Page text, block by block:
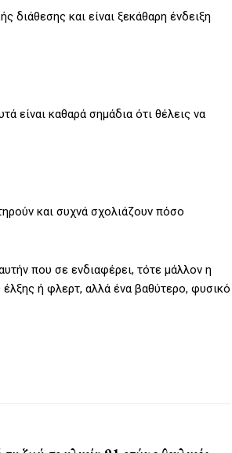
διάθεσης και είναι ξεκάθαρη ένδειξη
είναι καθαρά σημάδια ότι θέλεις να
και συχνά σχολιάζουν πόσο
που σε ενδιαφέρει, τότε μάλλον η
έλξης ή φλερτ, αλλά ένα βαθύτερο, φυσικό